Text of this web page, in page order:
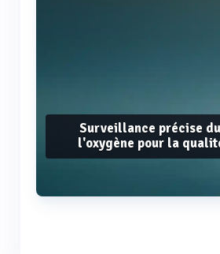
Surveillance précise
l'oxygène pour la